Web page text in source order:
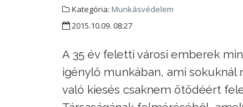
Kategória: Munkásvédelem
2015.10.09. 08:27
A 35 év feletti városi emberek
igénylő munkában, ami
való kiesés csaknem ötödéért